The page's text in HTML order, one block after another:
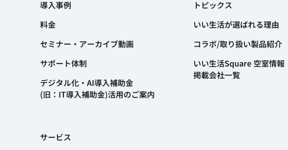
導入事例
料金
セミナー・アーカイブ動画
サポート体制
デジタル化・AI導入補助金
(旧：IT導入補助金)活用のご案内
トピックス
いい生活が選ばれる理由
コラボ/取り扱い製品紹介
いい生活Square 空室情報
掲載会社一覧
サービス